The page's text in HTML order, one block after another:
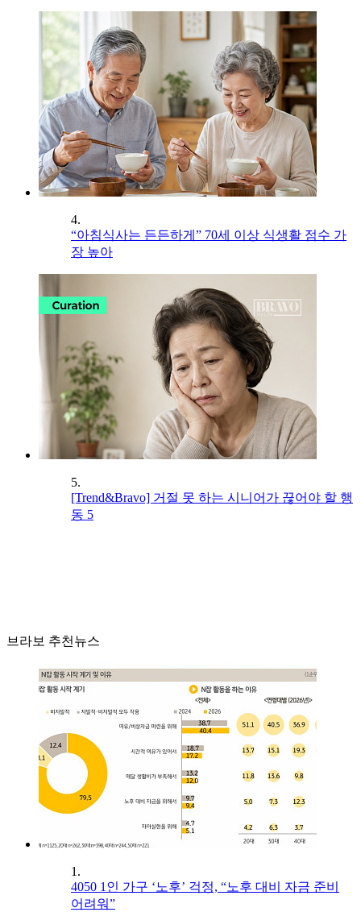
4.
“아침식사는 든든하게” 70세 이상 식생활 점수 가
장 높아
5.
[Trend&Bravo] 거절 못 하는 시니어가 끊어야 할 행
동 5
브라보 추천뉴스
1.
4050 1인 가구 ‘노후’ 걱정, “노후 대비 자금 준비
어려워”